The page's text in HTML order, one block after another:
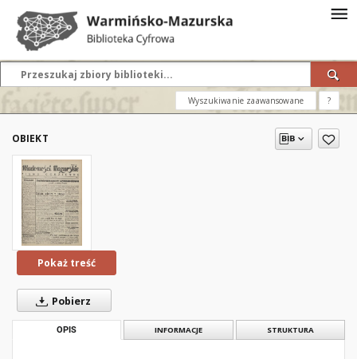
Wyszukiwanie zaawansowane ?
OBIEKT
Pokaż treść
Pobierz
OPIS INFORMACJE STRUKTURA